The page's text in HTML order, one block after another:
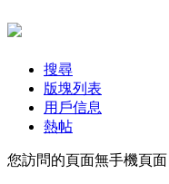
搜尋
版塊列表
用戶信息
熱帖
您訪問的頁面無手機頁